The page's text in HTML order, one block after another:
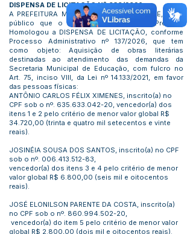
DISPENSA DE LICITAÇÃO Nº 038/2026
A PREFEITURA MUNICIPAL DE FEIJÓ – ACRE, torna
público que o Excelentíssimo Senhor Prefeito,
Homologou a DISPENSA DE LICITAÇÃO, conforme
Processo Administrativo nº 137/2026, que tem
como objeto: Aquisição de obras literárias
destinadas ao atendimento das demandas da
Secretaria Municipal de Educação, com fulcro no
Art. 75, inciso VIII, da Lei nº 14.133/2021, em favor
das pessoas físicas:
ANTÔNIO CARLOS FÉLIX XIMENES, inscrito(a) no
CPF sob o nº. 635.633.042-20, vencedor(a) dos
itens 1 e 2 pelo critério de menor valor global R$
34.720,00 (trinta e quatro mil setecentos e vinte
reais).
JOSINÉIA SOUSA DOS SANTOS, inscrito(a) no CPF
sob o nº. 006.413.512-83,
vencedor(a) dos itens 3 e 4 pelo critério de menor
valor global R$ 6.800,00 (seis mil e oitocentos
reais).
JOSÉ ELONILSON PARENTE DA COSTA, inscrito(a)
no CPF sob o nº. 860.994.502-20,
vencedor(a) do item 5 pelo critério de menor valor
global R$ 2.800,00 (dois mil e oitocentos reais).